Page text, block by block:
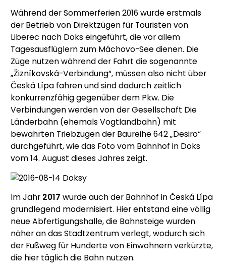
Während der Sommerferien 2016 wurde erstmals
der Betrieb von Direktzügen für Touristen von
Liberec nach Doks eingeführt, die vor allem
Tagesausflüglern zum Máchovo-See dienen. Die
Züge nutzen während der Fahrt die sogenannte
„Žizníkovská-Verbindung“, müssen also nicht über
Česká Lípa fahren und sind dadurch zeitlich
konkurrenzfähig gegenüber dem Pkw. Die
Verbindungen werden von der Gesellschaft Die
Länderbahn (ehemals Vogtlandbahn) mit
bewährten Triebzügen der Baureihe 642 „Desiro“
durchgeführt, wie das Foto vom Bahnhof in Doks
vom 14. August dieses Jahres zeigt.
Im Jahr 2017 wurde auch der Bahnhof in Česká Lípa
grundlegend modernisiert. Hier entstand eine völlig
neue Abfertigungshalle, die Bahnsteige wurden
näher an das Stadtzentrum verlegt, wodurch sich
der Fußweg für Hunderte von Einwohnern verkürzte,
die hier täglich die Bahn nutzen.